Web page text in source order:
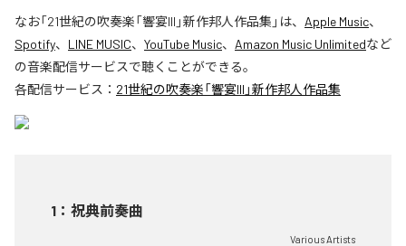
なお「21世紀の吹奏楽「響宴III」新作邦人作品集 」は、 Apple Music、
Spotify、 LINE MUSIC、 YouTube Music、 Amazon Music Unlimitedなど
の音楽配信サービスで聴くことができる。
各配信サービス： 21世紀の吹奏楽「響宴III」新作邦人作品集
1 ： 祝典前奏曲
Various Artists